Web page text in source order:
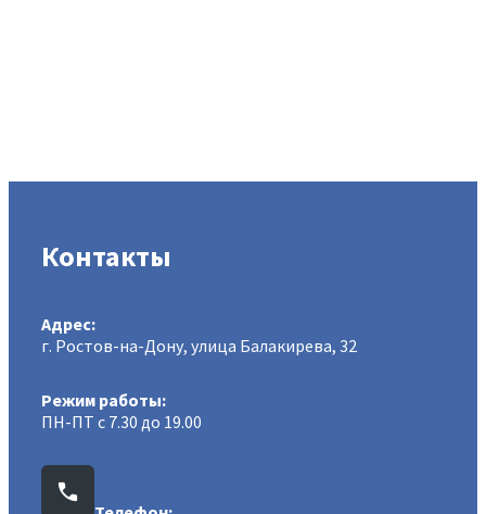
Контакты
Адрес:
г. Ростов-на-Дону, улица Балакирева, 32
Режим работы:
ПН-ПТ с 7.30 до 19.00